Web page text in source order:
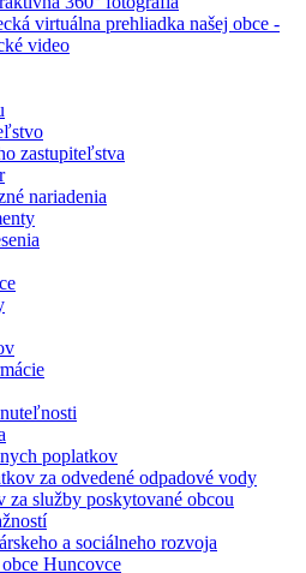
virtuálna prehliadka našej obce -
video
zastupiteľstva
nariadenia
poplatkov
za odvedené odpadové vody
za služby poskytované obcou
a sociálneho rozvoja
Huncovce